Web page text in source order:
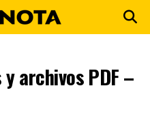
archivos PDF –